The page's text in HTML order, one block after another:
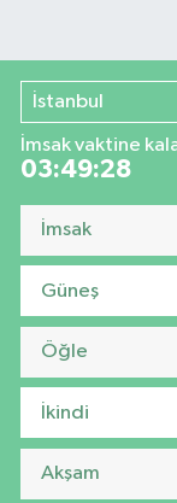
İstanbul
İmsak vaktine
03:49:27
İmsak
Güneş
Öğle
İkindi
Akşam